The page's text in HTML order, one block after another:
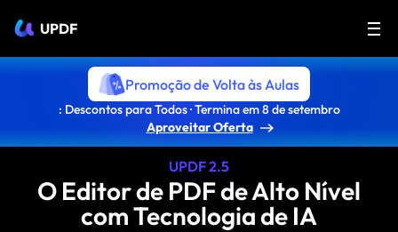
UPDF
Promoção de Volta às Aulas
: Descontos para Todos · Termina em 8 de setembro
Aproveitar Oferta
UPDF 2.5
O Editor de PDF de Alto Nível
com Tecnologia de IA